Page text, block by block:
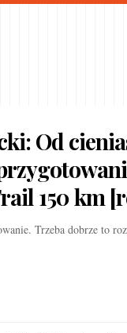
Od
150 km
Trzeba dobrze to